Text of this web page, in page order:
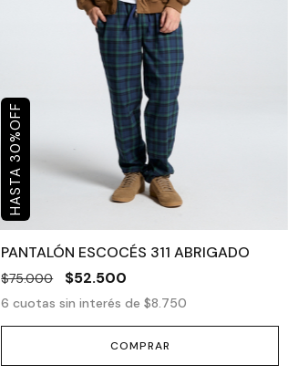
30
%
OFF
PANTALÓN ESCOCÉS 311 ABRIGADO
$75.000 $52.500
6 cuotas sin interés de$8.750
COMPRAR